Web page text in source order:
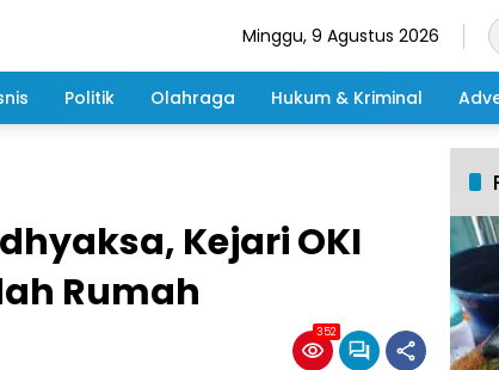
Minggu, 9 Agustus 2026
Politik Olahraga Hukum & Kriminal
Kejari OKI
Rumah
352